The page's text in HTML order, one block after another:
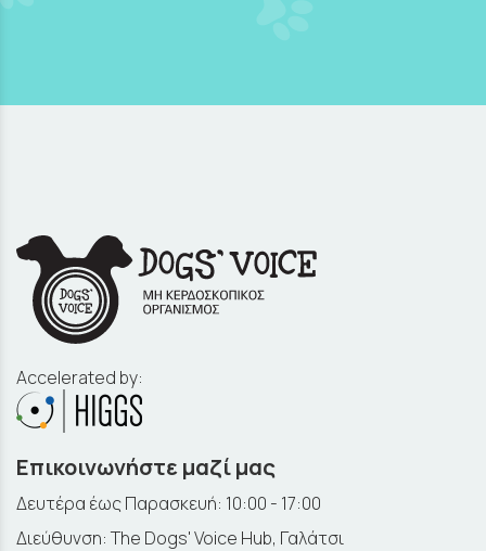
Accelerated by:
Επικοινωνήστε μαζί μας
Δευτέρα έως Παρασκευή: 10:00 - 17:00
Διεύθυνση: The Dogs' Voice Hub, Γαλάτσι